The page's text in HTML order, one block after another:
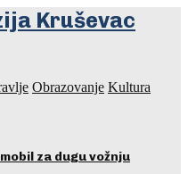
Obrazovanje Kultura
za dugu vožnju